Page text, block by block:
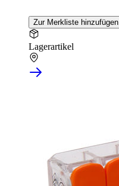
Zur Merkliste hinzufügen
Lagerartikel